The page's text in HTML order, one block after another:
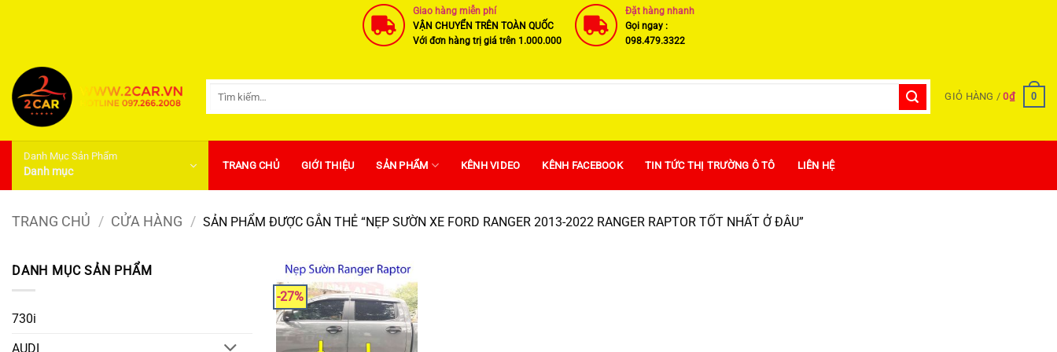
dung
Giao hàng miễn phí
VẬN CHUYỂN TRÊN TOÀN QUỐC
Với đơn hàng trị giá trên 1.000.000
Đặt hàng nhanh
Gọi ngay :
098.479.3322
GIỎ HÀNG /0₫ 0
Danh Mục Sản Phẩm
Danh mục TRANG CHỦ GIỚI THIỆU SẢN PHẨM KÊNH VIDEO KÊNH FACEBOOK TIN TỨC THỊ TRƯỜNG Ô TÔ LIÊN HỆ
TRANG CHỦ / CỬA HÀNG / SẢN PHẨM ĐƯỢC GẮN THẺ “NẸP SƯỜN XE FORD RANGER 2013-2022 RANGER RAPTOR TỐT NHẤT Ở ĐÂU”
DANH MỤC SẢN PHẨM
730i
AUDI
-27%